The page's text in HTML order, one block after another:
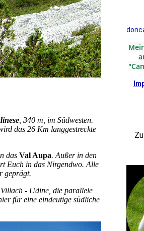
, 340 m, im Südwesten.
das 26 Km langgestreckte
das Val Aupa. Außer in den
Euch in das Nirgendwo. Alle
geprägt.
- Udine, die parallele
für eine eindeutige südliche